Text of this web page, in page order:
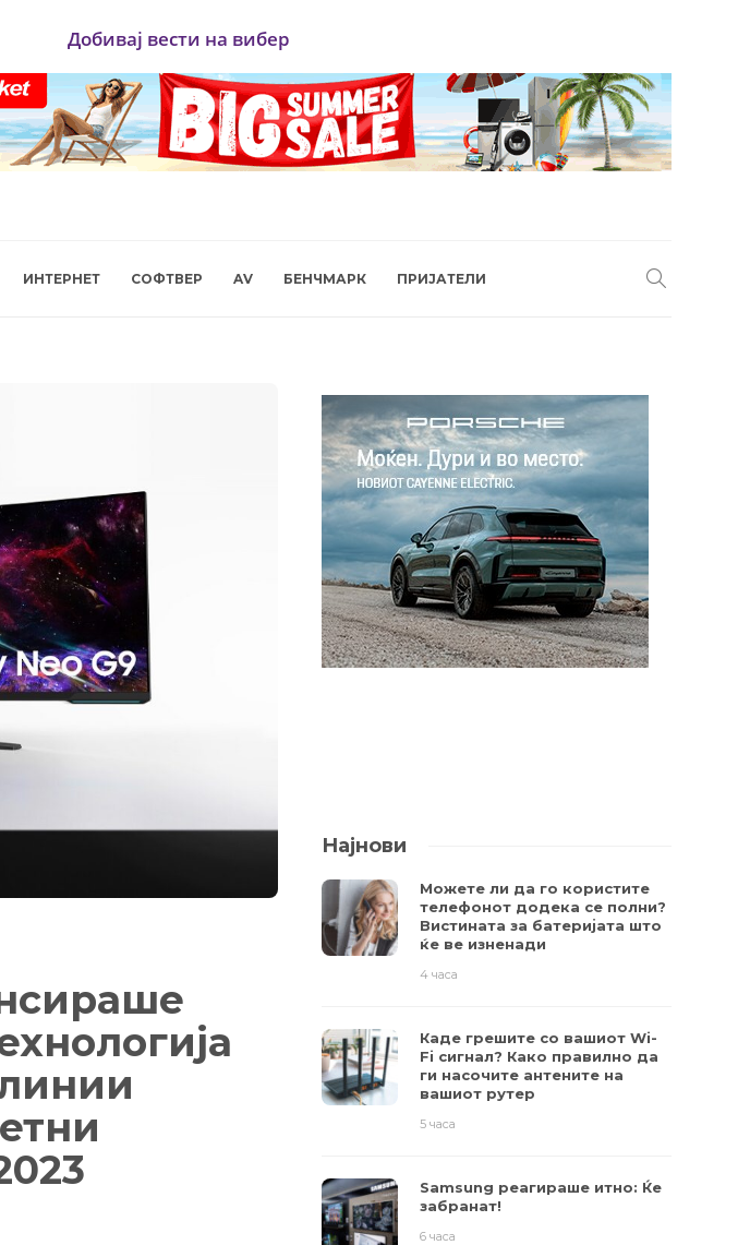
Добивај вести на вибер
ИНТЕРНЕТ СОФТВЕР AV БЕНЧМАРК ПРИЈАТЕЛИ
Најнови
Можете ли да го користите
телефонот додека се полни?
Вистината за батеријата што
ќе ве изненади
4 часа
Каде грешите со вашиот Wi-
Fi сигнал? Како правилно да
ги насочите антените на
вашиот рутер
5 часа
Samsung реагираше итно: Ќе
забранат!
6 часа